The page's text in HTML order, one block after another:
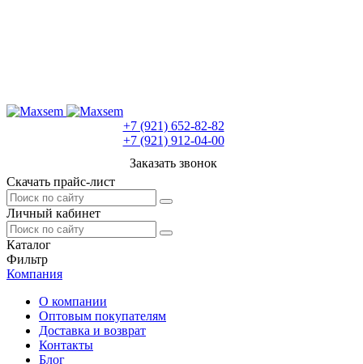
+7 (921) 652-82-82
+7 (921) 912-04-00
Заказать звонок
Скачать прайс-лист
Личный кабинет
Каталог
Фильтр
Компания
О компании
Оптовым покупателям
Доставка и возврат
Контакты
Блог